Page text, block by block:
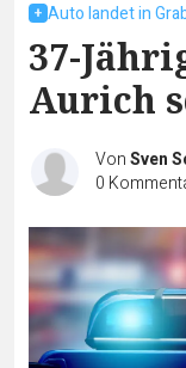
Auto landet in
37-
Aurich
VonSven
0